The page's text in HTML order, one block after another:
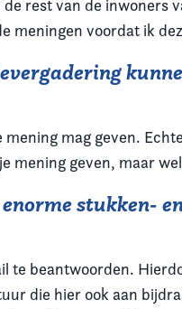
rest van de inwoners
meningen voordat ik
mag geven.
mening geven, maar
stukken-
te beantwoorden.
die hier ook aan